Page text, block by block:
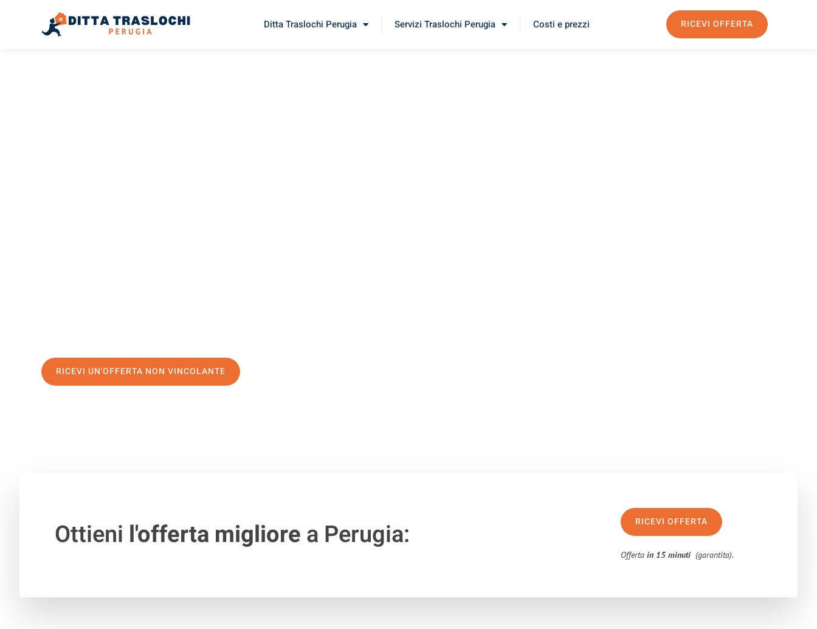
Ditta Traslochi Perugia Servizi Traslochi Perugia Costi e prezzi RICEVI OFFERTA
RICEVI UN'OFFERTA NON VINCOLANTE
Ottieni l'offerta migliorea Perugia: RICEVI OFFERTA
Offertain 15 minuti (garantita).